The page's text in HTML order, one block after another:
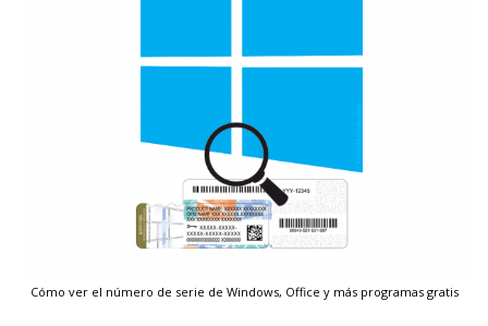
Cómo ver el número de serie de Windows, Office y más programas gratis